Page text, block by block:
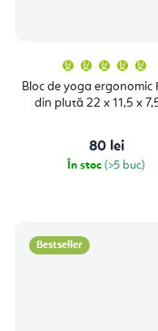
Bloc de yoga ergonomic
din plută 22 x 11,5 x
a
80 lei
În stoc (>5 buc)
Bestseller